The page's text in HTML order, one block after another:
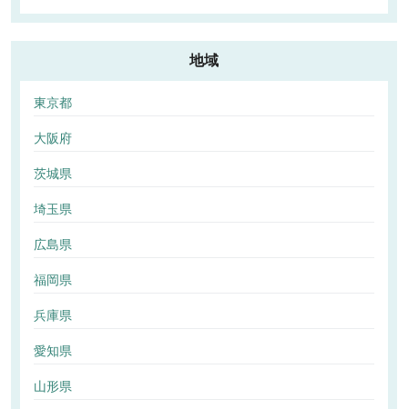
地域
東京都
大阪府
茨城県
埼玉県
広島県
福岡県
兵庫県
愛知県
山形県